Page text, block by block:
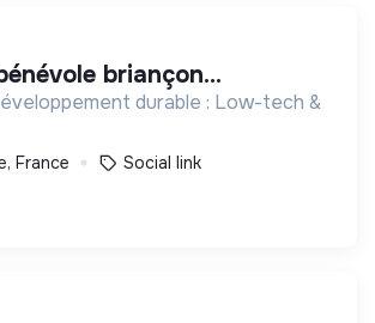
briançon...
durable : Low-tech &
France Social link